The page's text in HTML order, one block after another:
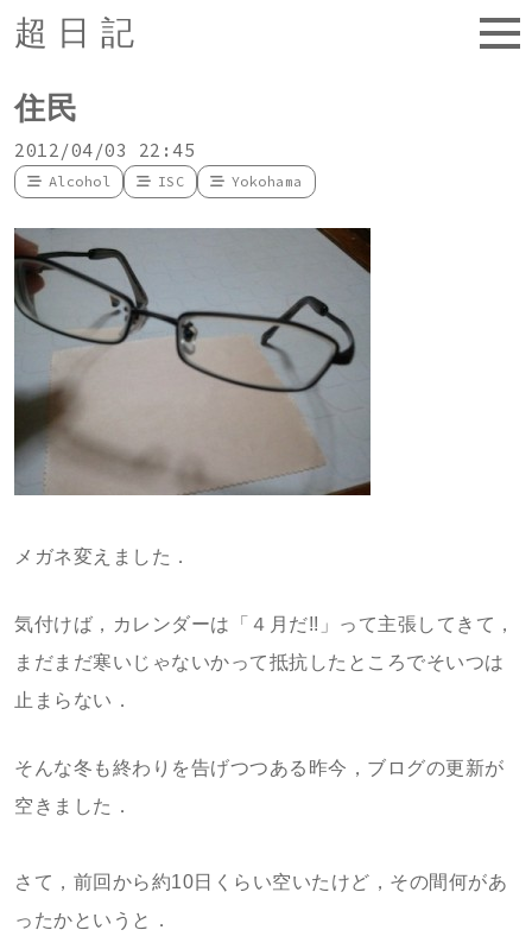
超日記
住民
2012/04/03 22:45
Alcohol ISC Yokohama
メガネ変えました．
気付けば，カレンダーは「４月だ!!」って主張してきて，
まだまだ寒いじゃないかって抵抗したところでそいつは
止まらない．
そんな冬も終わりを告げつつある昨今，ブログの更新が
空きました．
さて，前回から約10日くらい空いたけど，その間何があ
ったかというと．